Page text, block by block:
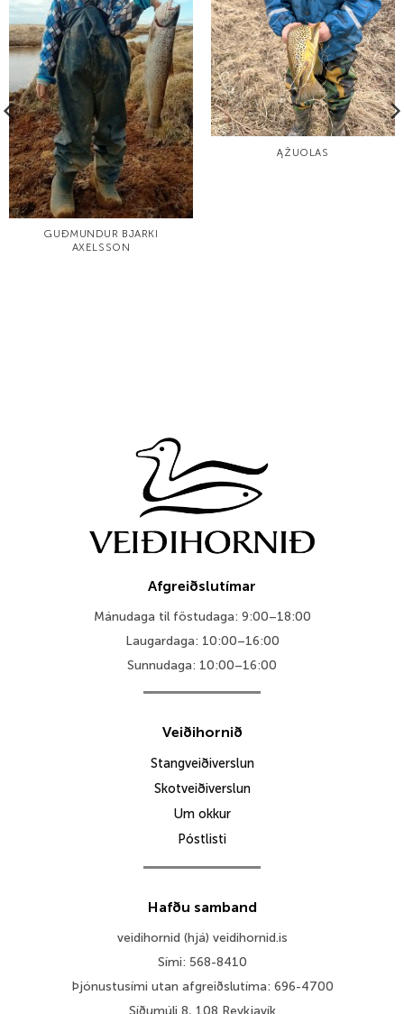
GUÐMUNDUR BJARKI
AXELSSON
ĄŽUOLAS
Afgreiðslutímar
Mánudaga til föstudaga: 9:00–18:00
Laugardaga: 10:00–16:00
Sunnudaga: 10:00–16:00
Veiðihornið
Stangveiðiverslun
Skotveiðiverslun
Um okkur
Póstlisti
Hafðu samband
veidihornid (hjá) veidihornid.is
Sími: 568-8410
Þjónustusími utan afgreiðslutíma: 696-4700
Síðumúli 8, 108 Reykjavík